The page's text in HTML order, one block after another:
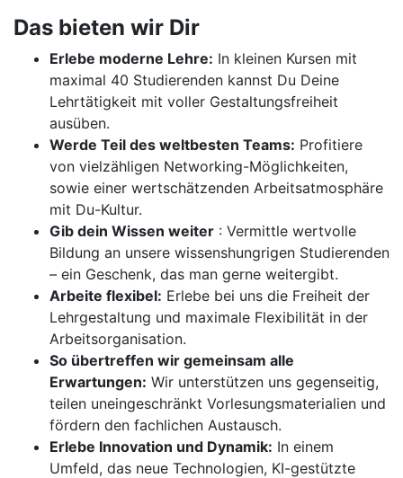
Das bieten wir Dir
Erlebe moderne Lehre: In kleinen Kursen mit
maximal 40 Studierenden kannst Du Deine
Lehrtätigkeit mit voller Gestaltungsfreiheit
ausüben.
Werde Teil des weltbesten Teams: Profitiere
von vielzähligen Networking-Möglichkeiten,
sowie einer wertschätzenden Arbeitsatmosphäre
mit Du-Kultur.
Gib dein Wissen weiter : Vermittle wertvolle
Bildung an unsere wissenshungrigen Studierenden
– ein Geschenk, das man gerne weitergibt.
Arbeite flexibel: Erlebe bei uns die Freiheit der
Lehrgestaltung und maximale Flexibilität in der
Arbeitsorganisation.
So übertreffen wir gemeinsam alle
Erwartungen: Wir unterstützen uns gegenseitig,
teilen uneingeschränkt Vorlesungsmaterialien und
fördern den fachlichen Austausch.
Erlebe Innovation und Dynamik: In einem
Umfeld, das neue Technologien, KI-gestützte